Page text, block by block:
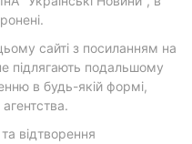
сайті з посиланням на
підлягають подальшому
в будь-якій формі,
відтворення